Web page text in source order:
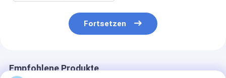
Fortsetzen
Empfohlene Produkte